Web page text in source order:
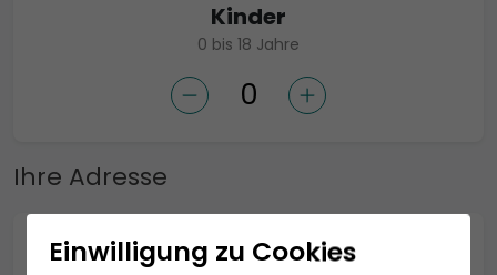
Kinder
0 bis 18 Jahre
Ihre Adresse
Anrede *
Einwilligung zu Cookies